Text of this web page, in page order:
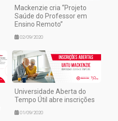
Mackenzie cria “Projeto
Saúde do Professor em
Ensino Remoto”
02/09/2020
Universidade Aberta do
Tempo Útil abre inscrições
01/09/2020